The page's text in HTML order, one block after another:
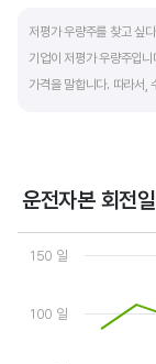
저평가 우량주를 찾고 싶
기업이 저평가 우량주입
가격을 말합니다. 따라서,
운전자본 회전
Chart
Line chart with 3
The chart has 1
The chart has 2
100 일
150 일